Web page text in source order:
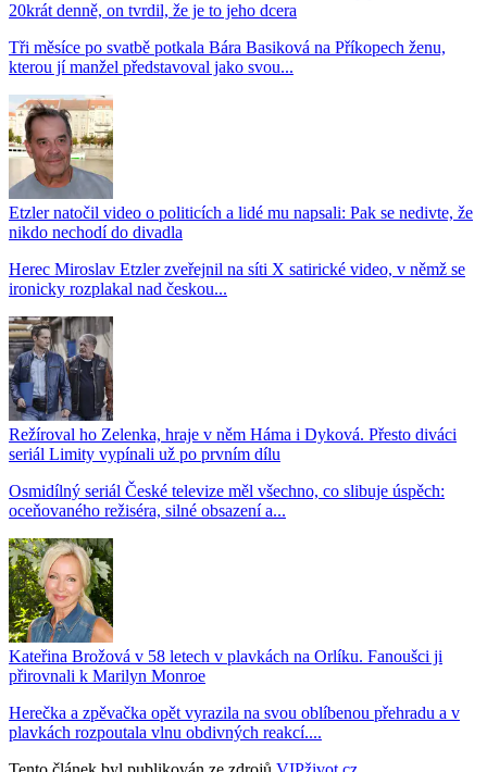
20krát denně, on tvrdil, že je to jeho dcera
Tři měsíce po svatbě potkala Bára Basiková na Příkopech ženu,
kterou jí manžel představoval jako svou...
Etzler natočil video o politicích a lidé mu napsali: Pak se nedivte, že
nikdo nechodí do divadla
Herec Miroslav Etzler zveřejnil na síti X satirické video, v němž se
ironicky rozplakal nad českou...
Režíroval ho Zelenka, hraje v něm Háma i Dyková. Přesto diváci
seriál Limity vypínali už po prvním dílu
Osmidílný seriál České televize měl všechno, co slibuje úspěch:
oceňovaného režiséra, silné obsazení a...
Kateřina Brožová v 58 letech v plavkách na Orlíku. Fanoušci ji
přirovnali k Marilyn Monroe
Herečka a zpěvačka opět vyrazila na svou oblíbenou přehradu a v
plavkách rozpoutala vlnu obdivných reakcí....